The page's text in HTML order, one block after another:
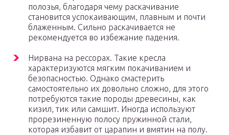
полозья, благодаря чему раскачивание
становится успокаивающим, плавным и почти
блаженным. Сильно раскачивается не
рекомендуется во избежание падения.
Нирвана на рессорах. Такие кресла
характеризуются мягким покачиванием и
безопасностью. Однако смастерить
самостоятельно их довольно сложно, для этого
потребуются такие породы древесины, как
кизил, тик или самшит. Иногда используют
прорезиненную полосу пружинной стали,
которая избавит от царапин и вмятин на полу.